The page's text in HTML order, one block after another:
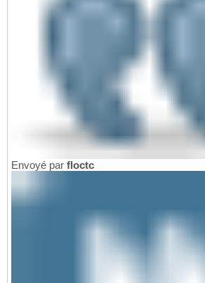
Envoyé par floctc